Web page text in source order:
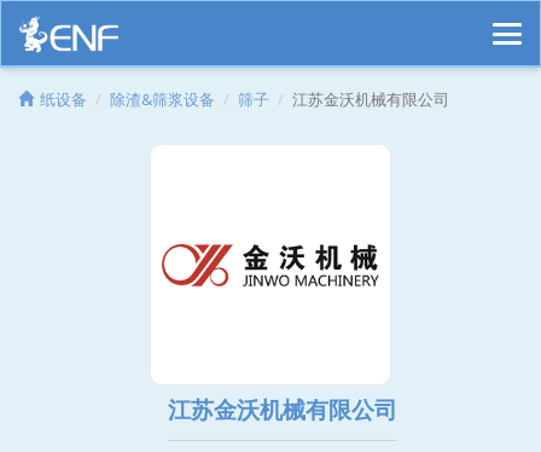
纸设备 除渣&筛浆设备 筛子 江苏金沃机械有限公司
江苏金沃机械有限公司